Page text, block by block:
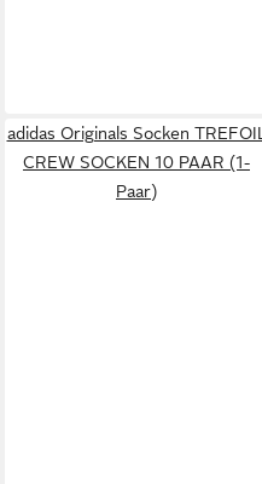
adidas Originals Socken TREFOIL
CREW SOCKEN 10 PAAR (1-
Paar)